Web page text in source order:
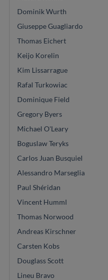
Dominik Wurth
Giuseppe Guagliardo
Thomas Eichert
Keijo Korelin
Kim Lissarrague
Rafal Turkowiac
Dominique Field
Gregory Byers
Michael O'Leary
Boguslaw Teryks
Carlos Juan Busquiel
Alessandro Marseglia
Paul Shéridan
Vincent Humml
Thomas Norwood
Andreas Kirschner
Carsten Kobs
Douglass Scott
Lineu Bravo